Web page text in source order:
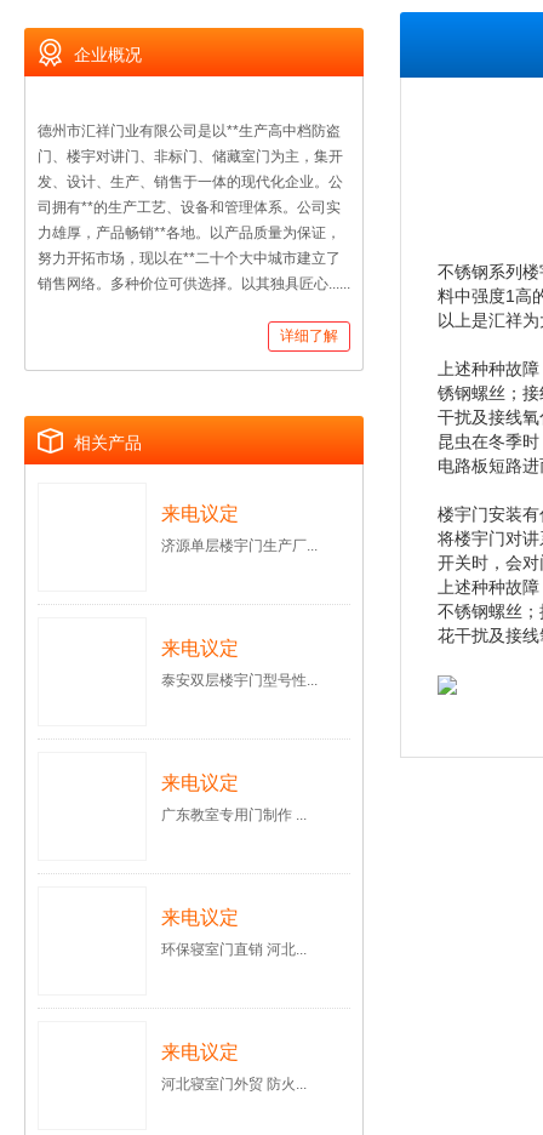
企业概况
德州市汇祥门业有限公司是以**生产高中档防盗
门、楼宇对讲门、非标门、储藏室门为主，集开
发、设计、生产、销售于一体的现代化企业。公
司拥有**的生产工艺、设备和管理体系。公司实
力雄厚，产品畅销**各地。以产品质量为保证，
努力开拓市场，现以在**二十个大中城市建立了
销售网络。多种价位可供选择。以其独具匠心......
详细了解
相关产品
来电议定
济源单层楼宇门生产厂...
来电议定
泰安双层楼宇门型号性...
来电议定
广东教室专用门制作 ...
来电议定
环保寝室门直销 河北...
来电议定
河北寝室门外贸 防火...
不锈钢系列
料中强度1高
以上是汇祥
上述种种故
锈钢螺丝；
干扰及接线
昆虫在冬季
电路板短路
楼宇门安装
将楼宇门对
开关时，会
上述种种故
不锈钢螺丝
花干扰及接